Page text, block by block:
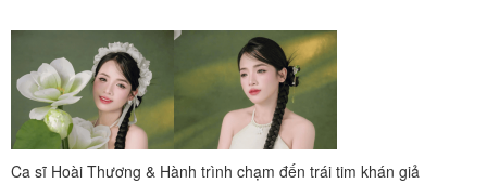
Ca sĩ Hoài Thương & Hành trình chạm đến trái tim khán giả